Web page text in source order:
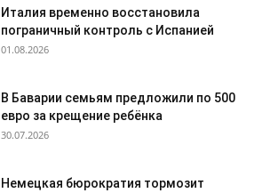
Италия временно восстановила
пограничный контроль с Испанией
01.08.2026
В Баварии семьям предложили по 500
евро за крещение ребёнка
30.07.2026
Немецкая бюрократия тормозит